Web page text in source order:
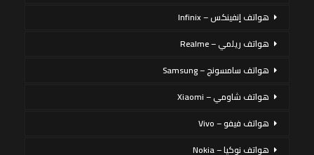
هواتف إنفينكس – Infinix
هواتف ريلمي – Realme
هواتف سامسونج – Samsung
هواتف شاومي – Xiaomi
هواتف فيفو – Vivo
هواتف نوكيا – Nokia